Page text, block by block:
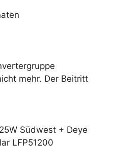
mehr. Der Beitritt
Südwest + Deye
LFP51200